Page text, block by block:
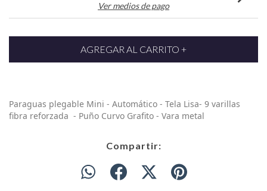
Ver medios de pago
Paraguas plegable Mini - Automático - Tela Lisa- 9 varillas
fibra reforzada - Puño Curvo Grafito - Vara metal
Compartir: